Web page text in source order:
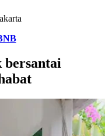
bersantai